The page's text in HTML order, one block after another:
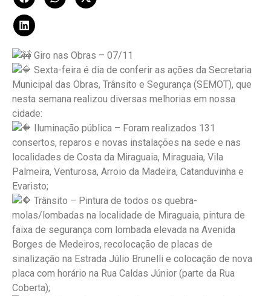
Giro nas Obras – 07/11
Sexta-feira é dia de conferir as ações da Secretaria
Municipal das Obras, Trânsito e Segurança (SEMOT), que
nesta semana realizou diversas melhorias em nossa
cidade:
Iluminação pública – Foram realizados 131
consertos, reparos e novas instalações na sede e nas
localidades de Costa da Miraguaia, Miraguaia, Vila
Palmeira, Venturosa, Arroio da Madeira, Catanduvinha e
Evaristo;
Trânsito – Pintura de todos os quebra-
molas/lombadas na localidade de Miraguaia, pintura de
faixa de segurança com lombada elevada na Avenida
Borges de Medeiros, recolocação de placas de
sinalização na Estrada Júlio Brunelli e colocação de nova
placa com horário na Rua Caldas Júnior (parte da Rua
Coberta);